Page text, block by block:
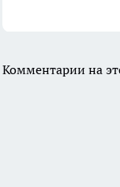
Комментарии на